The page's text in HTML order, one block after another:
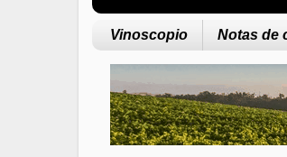
Vinoscopio Notas de